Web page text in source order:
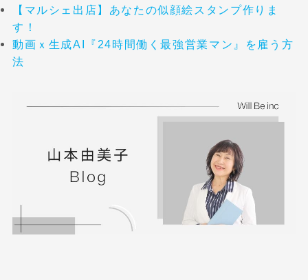
【マルシェ出店】あなたの似顔絵スタンプ作りま
す！
動画ｘ生成AI『24時間働く最強営業マン』を雇う方
法